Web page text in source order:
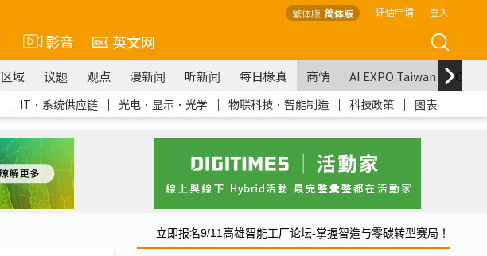
繁体版 简体版 评估申请 登入
影音 英文网
区域 议题 观点 漫新闻 听新闻 每日椽真 商情 AI EXPO Taiwan
｜ IT．系统供应链 ｜ 光电．显示．光学 ｜ 物联科技．智能制造 ｜ 科技政策 ｜ 图表
立即报名9/11高雄智能工厂论坛-掌握智造与零碳转型赛局！